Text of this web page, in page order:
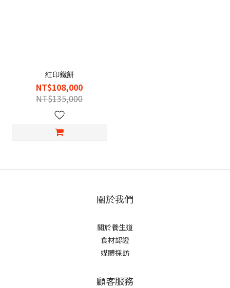
紅印鐵餅
NT$108,000
NT$135,000
關於我們
關於養生道
食材認證
媒體採訪
顧客服務